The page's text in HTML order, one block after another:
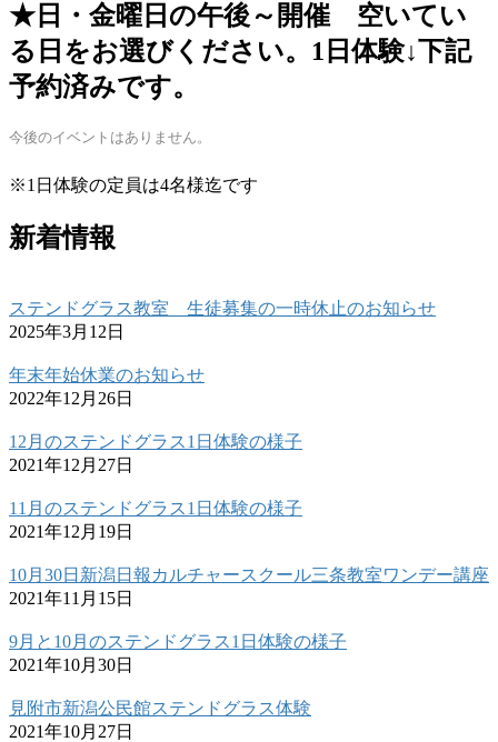
★日・金曜日の午後～開催 空いてい
る日をお選びください。1日体験↓下記
予約済みです。
今後のイベントはありません。
※1日体験の定員は4名様迄です
新着情報
ステンドグラス教室 生徒募集の一時休止のお知らせ
2025年3月12日
年末年始休業のお知らせ
2022年12月26日
12月のステンドグラス1日体験の様子
2021年12月27日
11月のステンドグラス1日体験の様子
2021年12月19日
10月30日新潟日報カルチャースクール三条教室ワンデー講座
2021年11月15日
9月と10月のステンドグラス1日体験の様子
2021年10月30日
見附市新潟公民館ステンドグラス体験
2021年10月27日